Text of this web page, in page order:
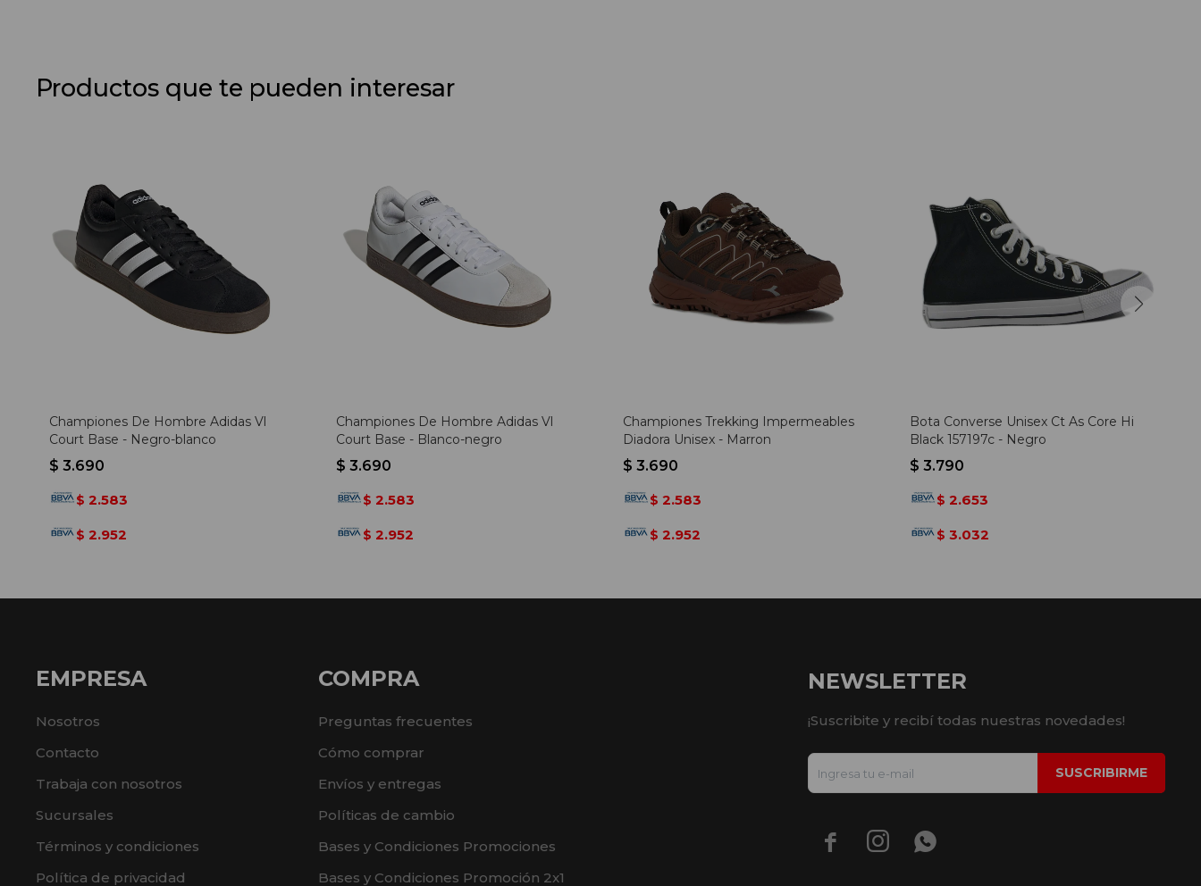
Productos que te pueden interesar
Championes De Hombre Adidas Vl
Court Base - Negro-blanco
$ 3.690
$ 2.583
$ 2.952
Championes De Hombre Adidas Vl
Court Base - Blanco-negro
$ 3.690
$ 2.583
$ 2.952
Championes Trekking Impermeables
Diadora Unisex - Marron
$ 3.690
$ 2.583
$ 2.952
Bota Converse Unisex Ct As Core Hi
Black 157197c - Negro
$ 3.790
$ 2.653
$ 3.032
EMPRESA
Nosotros
Contacto
Trabaja con nosotros
Sucursales
Términos y condiciones
Política de privacidad
COMPRA
Preguntas frecuentes
Cómo comprar
Envíos y entregas
Políticas de cambio
Bases y Condiciones Promociones
Bases y Condiciones Promoción 2x1
NEWSLETTER
¡Suscribite y recibí todas nuestras novedades!
SUSCRIBIRME
  